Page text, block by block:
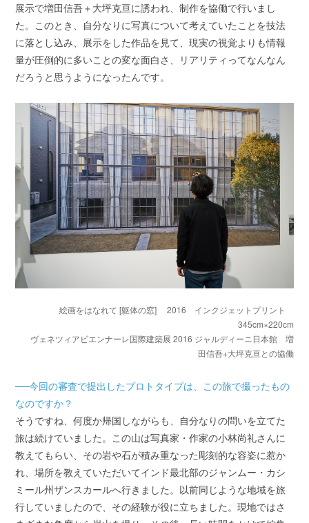
展示で増田信吾＋大坪克亘に誘われ、制作を協働で行いまし
た。このとき、自分なりに写真について考えていたことを技法
に落とし込み、展示をした作品を見て、現実の視覚よりも情報
量が圧倒的に多いことの変な面白さ、リアリティってなんなん
だろうと思うようになったんです。
絵画をはなれて [躯体の窓] 2016 インクジェットプリント
345cm×220cm
ヴェネツィアビエンナーレ国際建築展 2016 ジャルディーニ日本館 増
田信吾+大坪克亘との協働
──今回の審査で提出したプロトタイプは、この旅で撮ったもの
なのですか？
そうですね、何度か帰国しながらも、自分なりの問いを立てた
旅は続けていました。この山は写真家・作家の小林尚礼さんに
教えてもらい、その岩や石が積み重なった彫刻的な容姿に惹か
れ、場所を教えていただいてインド最北部のジャンムー・カシ
ミール州ザンスカールへ行きました。以前同じような地域を旅
行していましたので、その経験が役に立ちました。現地ではさ